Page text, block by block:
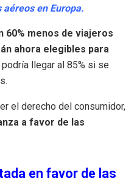
en Europa.
60% menos de viajeros
ahora elegibles para
llegar al 85% si se
el derecho del consumidor,
a favor de las
en favor de las